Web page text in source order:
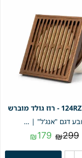
124RZ - רוז גולד מוברש
ניקוז מרובע דגם "אנג'ל" | 10/10 | פטנט חוסם ריחות וחרקים | רוז גולד מוברש | מק"ט 124RZ
₪299
₪179